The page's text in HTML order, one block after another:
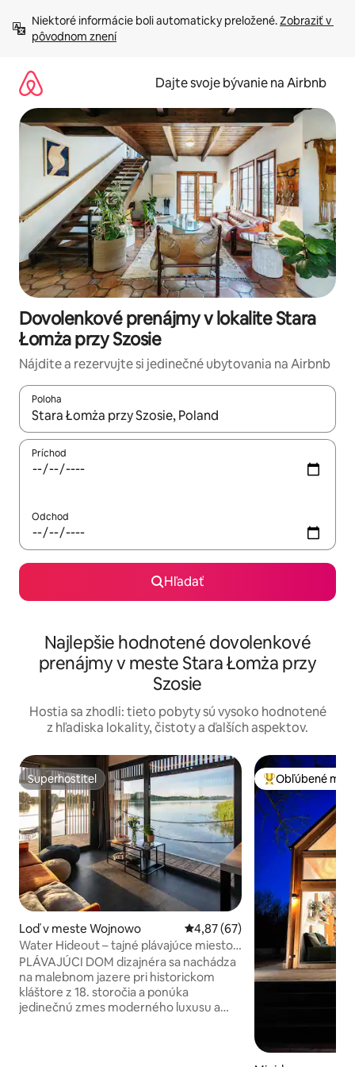
obsah.
Niektoré informácie boli automaticky preložené. Zobraziť v
pôvodnom znení
Dajte svoje bývanie na Airbnb
Dovolenkové prenájmy v lokalite Stara
Łomża przy Szosie
Nájdite a rezervujte si jedinečné ubytovania na Airbnb
Poloha
Keď budú výsledky k dispozícii, môžete si ich prechádzať
Príchod
Odchod
Hľadať
Najlepšie hodnotené dovolenkové
prenájmy v meste Stara Łomża przy
Szosie
Hostia sa zhodli: tieto pobyty sú vysoko hodnotené
z hľadiska lokality, čistoty a ďalších aspektov.
Superhostiteľ
Superhostiteľ
Loď v meste Wojnowo Priemerné ohodnotenie 4,87
4,87 (67)
Water Hideout – tajné plávajúce miesto v
Mazúrii č. 1
PLÁVAJÚCI DOM dizajnéra sa nachádza
na malebnom jazere pri historickom
kláštore z 18. storočia a ponúka
jedinečnú zmes moderného luxusu a
Najobľúbenejšie
Obľúbené